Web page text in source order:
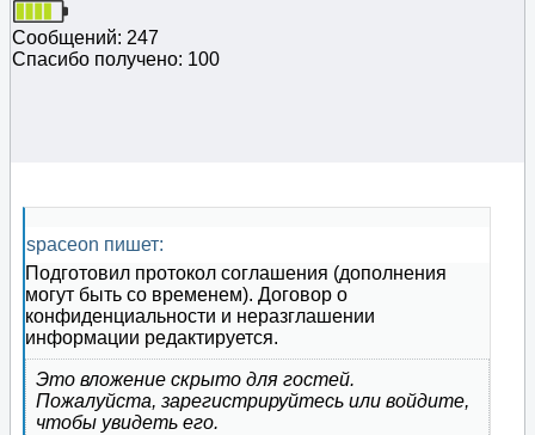
Сообщений: 247
Спасибо получено: 100
spaceon пишет:
Подготовил протокол соглашения (дополнения
могут быть со временем). Договор о
конфиденциальности и неразглашении
информации редактируется.
Это вложение скрыто для гостей.
Пожалуйста, зарегистрируйтесь или войдите,
чтобы увидеть его.